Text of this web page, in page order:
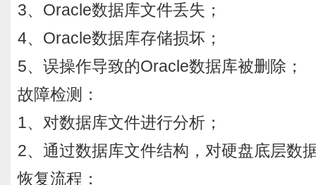
3、Oracle数据库文件丢失；
4、Oracle数据库存储损坏；
5、误操作导致的Oracle数据库被删除；
故障检测：
1、对数据库文件进行分析；
2、通过数据库文件结构，对硬盘底层数
恢复流程：